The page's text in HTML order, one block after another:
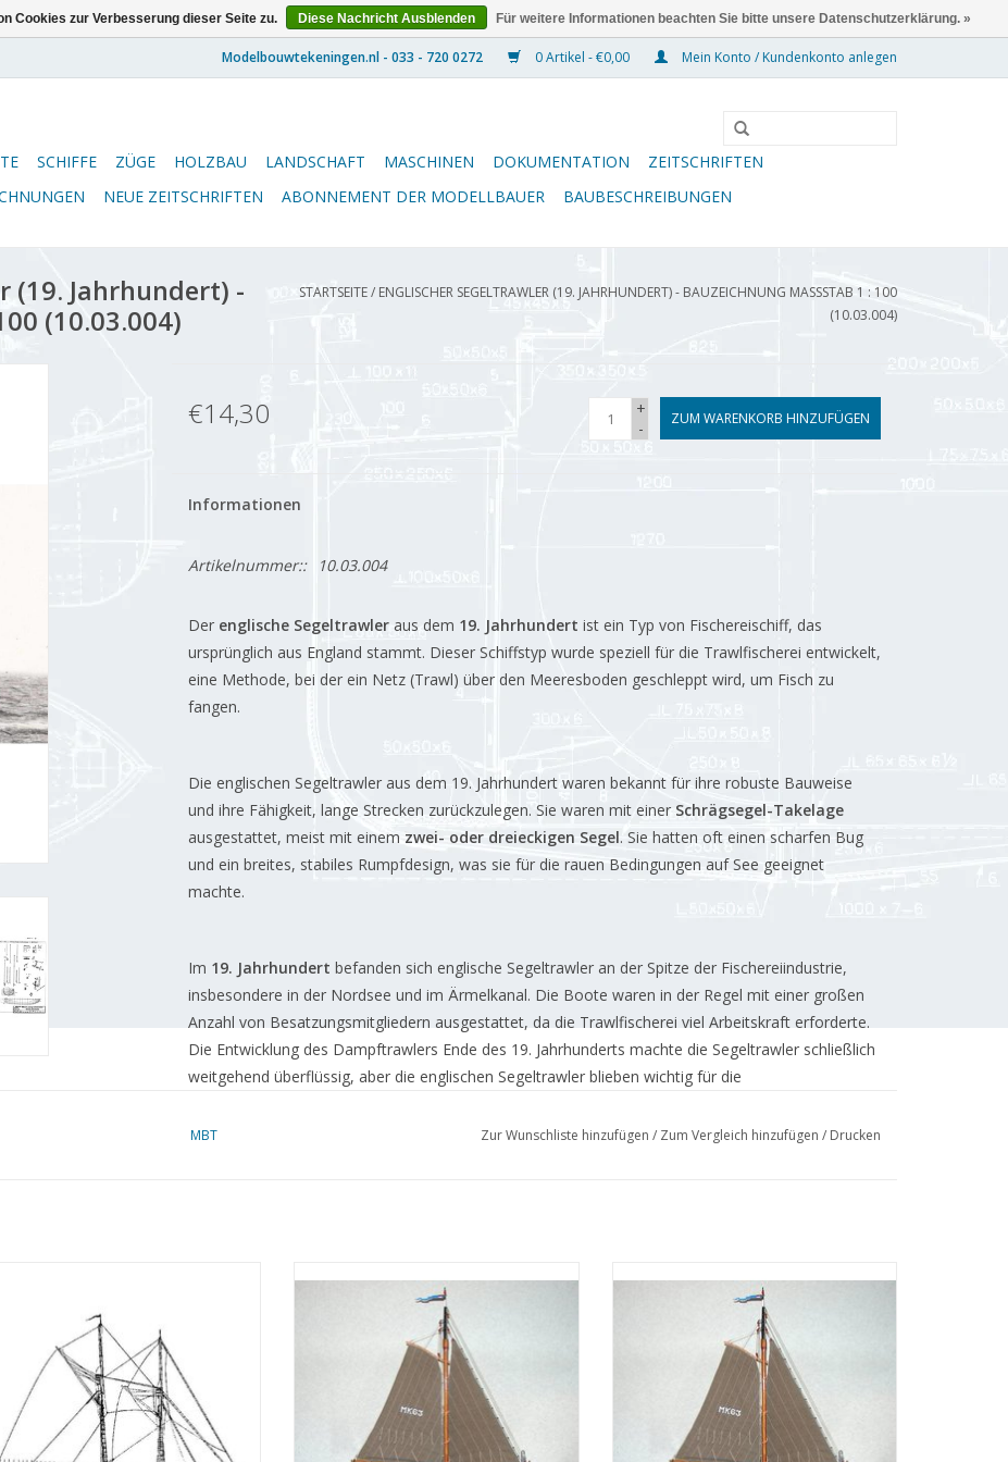
0 Artikel - €0,00 Mein Konto / Kundenkonto anlegen
SCHIFFE ZÜGE HOLZBAU LANDSCHAFT MASCHINEN DOKUMENTATION
ZEITSCHRIFTEN
NEUE ZEITSCHRIFTEN ABONNEMENT DER MODELLBAUER BAUBESCHREIBUNGEN
(19. Jahrhundert) -
(10.03.004)
STARTSEITE/ ENGLISCHER SEGELTRAWLER (19. JAHRHUNDERT) - BAUZEICHNUNG MASSSTAB 1 : 100 (
10.03.004)
€14,30
+
-
ZUM WARENKORB HINZUFÜGEN
Informationen
Artikelnummer:: 10.03.004
Der englische Segeltrawleraus dem 19. Jahrhundert ist ein Typ von Fischereischiff, das
ursprünglich aus England stammt. Dieser Schiffstyp wurde speziell für die Trawlfischerei entwickelt,
eine Methode, bei der ein Netz (Trawl) über den Meeresboden geschleppt wird, um Fisch zu
fangen.
Die englischen Segeltrawler aus dem 19. Jahrhundert waren bekannt für ihre robuste Bauweise
und ihre Fähigkeit, lange Strecken zurückzulegen. Sie waren mit einer Schrägsegel-Takelage
ausgestattet, meist mit einem zwei- oder dreieckigen Segel. Sie hatten oft einen scharfen Bug
und ein breites, stabiles Rumpfdesign, was sie für die rauen Bedingungen auf See geeignet
machte.
Im 19. Jahrhundert befanden sich englische Segeltrawler an der Spitze der Fischereiindustrie,
insbesondere in der Nordsee und im Ärmelkanal. Die Boote waren in der Regel mit einer großen
Anzahl von Besatzungsmitgliedern ausgestattet, da die Trawlfischerei viel Arbeitskraft erforderte.
Die Entwicklung des Dampftrawlers Ende des 19. Jahrhunderts machte die Segeltrawler schließlich
weitgehend überflüssig, aber die englischen Segeltrawler blieben wichtig für die
10.03.004
H.N.M.deÌ´Ì_Vringer
Beschreibung
Englischer Segeltrawler (19.
Jahrhundert)
MBT Zur Wunschliste hinzufügen / Zum Vergleich hinzufügen / Drucken
120 (10.03.002)
ZUM WARENKORB HINZUFÜGEN
Maßstab 1 : 20 (10.03.003)
ZUM WARENKORB HINZUFÜGEN
Maßstab 1 : 40 (10.03.003A)
ZUM WARENKORB HINZUFÜGEN
Cookies zur Verbesserung dieser Seite zu. Diese Nachricht Ausblenden Für weitere Informationen beachten Sie bitte unsere Datenschutzerklärung. »